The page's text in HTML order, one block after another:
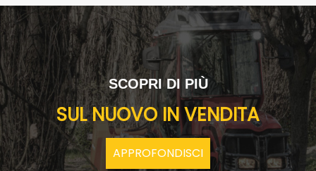
SCOPRI DI PIÙ
SUL NUOVO IN VENDITA
APPROFONDISCI